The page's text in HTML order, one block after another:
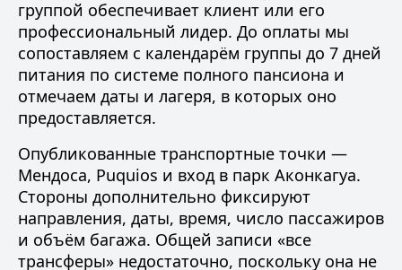
группой обеспечивает клиент или его
профессиональный лидер. До оплаты мы
сопоставляем с календарём группы до 7 дней
питания по системе полного пансиона и
отмечаем даты и лагеря, в которых оно
предоставляется.
Опубликованные транспортные точки —
Мендоса, Puquios и вход в парк Аконкагуа.
Стороны дополнительно фиксируют
направления, даты, время, число пассажиров
и объём багажа. Общей записи «все
трансферы» недостаточно, поскольку она не